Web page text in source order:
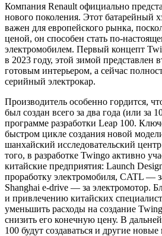
Компания Renault официально
нового поколения. Этот батарейный
важен для европейского рынка,
ценой, он способен стать по-
электромобилем. Первый концепт
в 2023 году, этой зимой представлен
готовым интерьером, а сейчас
серийный электрокар.
Производитель особенно гордится,
был создан всего за два года (или за
программе разработки Leap 100.
быстром цикле создания новой
шанхайский исследовательский
того, в разработке Twingo активно
китайские предприятия: Launch
проработку электромобиля, CATL —
Shanghai e-drive — за электромотор.
и привлечению китайских
уменьшить расходы на создание
снизить его конечную цену. В
100 будут создаваться и другие